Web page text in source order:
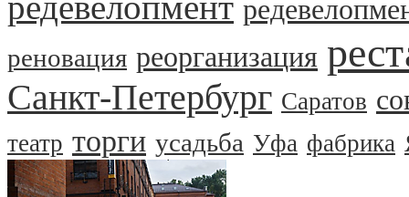
реновация реорганизация
Санкт-Петербург Саратов
театр торги усадьба Уфа фабрика